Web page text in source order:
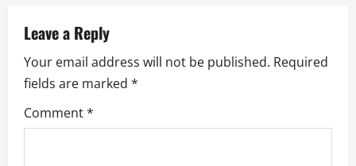
i
g
a
Leave a Reply
Your email address will not be published. Required
fields are marked *
Comment*